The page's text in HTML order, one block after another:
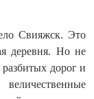
Свияжск. Это
деревня. Но не
дорог и